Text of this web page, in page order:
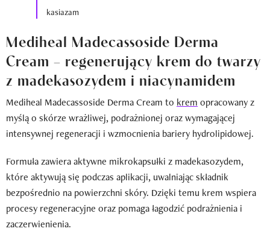
kasiazam
Mediheal Madecassoside Derma
Cream – regenerujący krem do twarzy
z madekasozydem i niacynamidem
Mediheal Madecassoside Derma Cream to krem opracowany z
myślą o skórze wrażliwej, podrażnionej oraz wymagającej
intensywnej regeneracji i wzmocnienia bariery hydrolipidowej.
Formuła zawiera aktywne mikrokapsułki z madekasozydem,
które aktywują się podczas aplikacji, uwalniając składnik
bezpośrednio na powierzchni skóry. Dzięki temu krem wspiera
procesy regeneracyjne oraz pomaga łagodzić podrażnienia i
zaczerwienienia.